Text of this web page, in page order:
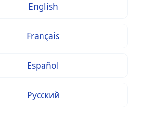
English
Français
Español
Русский